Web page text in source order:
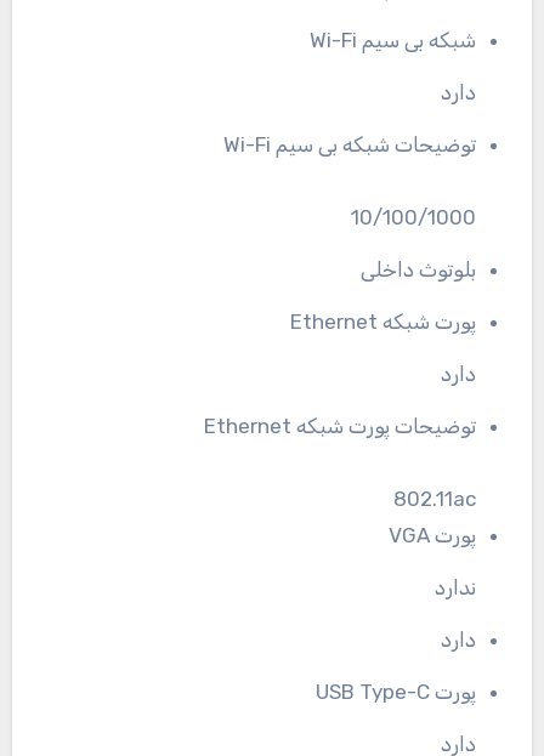
شبکه بی سیم Wi-Fi
دارد
توضیحات شبکه بی سیم Wi-Fi
10/100/1000
بلوتوث داخلی
پورت شبکه Ethernet
دارد
توضیحات پورت شبکه Ethernet
802.11ac
پورت VGA
ندارد
دارد
پورت USB Type-C
دارد